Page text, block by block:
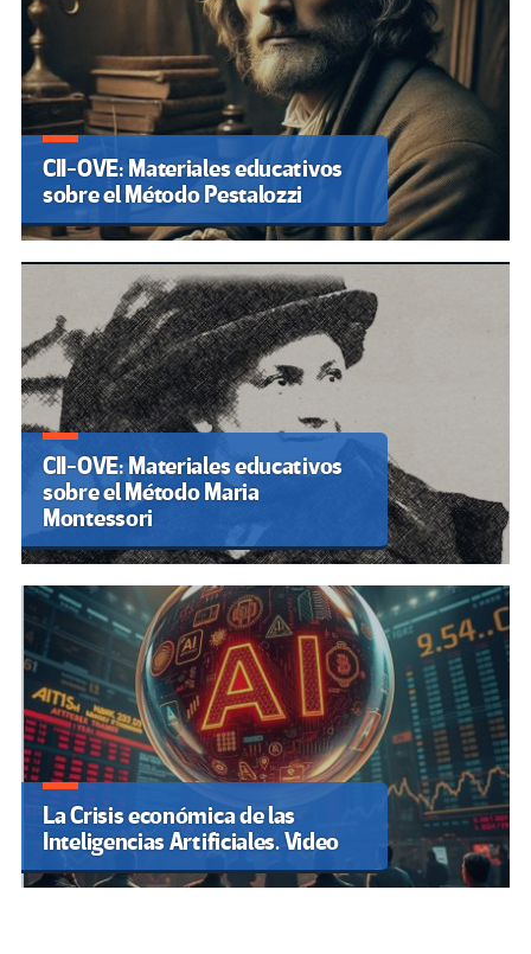
CII-OVE: Materiales educativos
sobre el Método Pestalozzi
CII-OVE: Materiales educativos
sobre el Método Maria
Montessori
La Crisis económica de las
Inteligencias Artificiales. Video